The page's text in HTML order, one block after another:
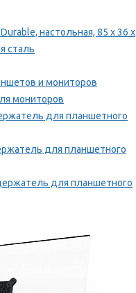
настольная, 85 x 36 x
сталь
и мониторов
мониторов
для планшетного
для планшетного
для планшетного